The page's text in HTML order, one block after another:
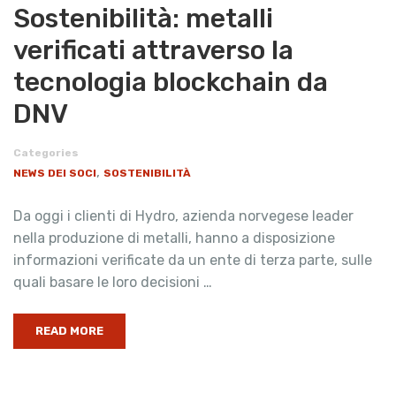
Sostenibilità: metalli
verificati attraverso la
tecnologia blockchain da
DNV
Categories
NEWS DEI SOCI, SOSTENIBILITÀ
Da oggi i clienti di Hydro, azienda norvegese leader
nella produzione di metalli, hanno a disposizione
informazioni verificate da un ente di terza parte, sulle
quali basare le loro decisioni …
READ MORE